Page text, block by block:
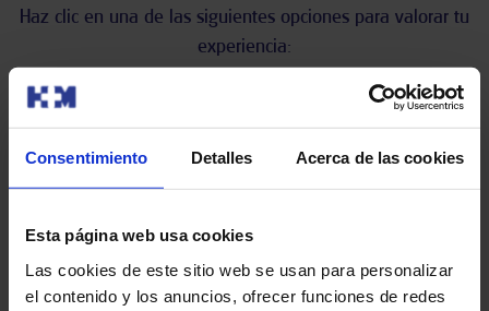
Consentimiento Detalles Acerca de las cookies
Esta página web usa cookies
Las cookies de este sitio web se usan para personalizar
el contenido y los anuncios, ofrecer funciones de redes
Haz clic en una de las siguientes opciones para valorar tu
experiencia: